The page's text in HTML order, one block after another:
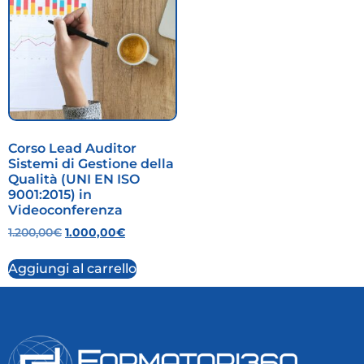
Corso Lead Auditor
Sistemi di Gestione della
Qualità (UNI EN ISO
9001:2015) in
Videoconferenza
1.200,00€ 1.000,00€
Aggiungi al carrello